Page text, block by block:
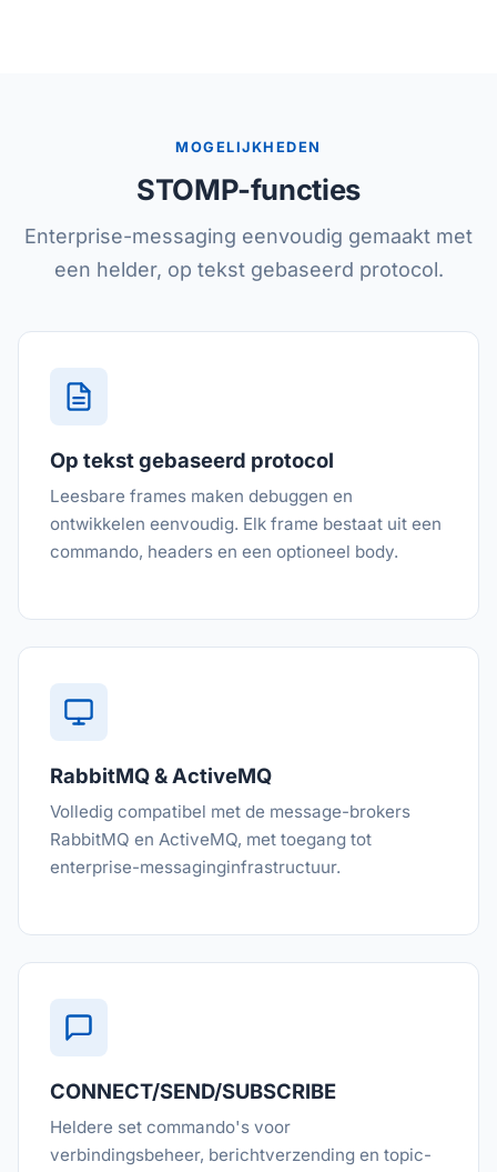
MOGELIJKHEDEN
STOMP-functies
Enterprise-messaging eenvoudig gemaakt met
een helder, op tekst gebaseerd protocol.
Op tekst gebaseerd protocol
Leesbare frames maken debuggen en
ontwikkelen eenvoudig. Elk frame bestaat uit een
commando, headers en een optioneel body.
RabbitMQ & ActiveMQ
Volledig compatibel met de message-brokers
RabbitMQ en ActiveMQ, met toegang tot
enterprise-messaginginfrastructuur.
CONNECT/SEND/SUBSCRIBE
Heldere set commando's voor
verbindingsbeheer, berichtverzending en topic-